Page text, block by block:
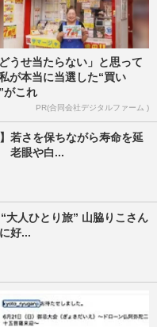
どうせ当たらない」と思って
が本当に当選した“買い
がこれ
PR(合同会社デジタルファーム )
若さを保ちながら寿命を延
老眼や白...
大人ひとり旅” 山脇りこさん
好...